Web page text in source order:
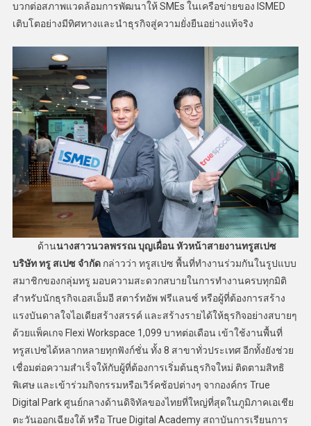
บวกต่อสภาพแวดล้อมการพัฒนาให้ SMEs ในเครือข่ายของ ISMED
เติบโตอย่างมีทิศทางและนำธุรกิจสู่ความยั่งยืนอย่างแท้จริง
ด้านนางสาวนวลพรรณ บุญเผื่อน หัวหน้าสายงานทรูสเปซ
บริษัท ทรู สเปซ จำกัดกล่าวว่า ทรูสเปซ พื้นที่ทำงานร่วมกันในรูปแบบ
สมาชิกของกลุ่มทรู มอบความสะดวกสบายในการทำงานครบทุกมิติ
สำหรับนักธุรกิจเอสเอ็มอี สตาร์ทอัพ ฟรีแลนซ์ หรือผู้ที่ต้องการสร้าง
แรงบันดาลใจไอเดียสร้างสรรค์ และสร้างรายได้ให้ธุรกิจอย่างสบายๆ
ด้วยแพ็คเกจ Flexi Workspace 1,099 บาทต่อเดือน เข้าใช้งานพื้นที่
ทรูสเปซได้หลากหลายทุกฟังก์ชั่น ทั้ง 8 สาขาทั่วประเทศ อีกทั้งยังช่วย
เชื่อมต่อความสำเร็จให้กับผู้ที่ต้องการเริ่มต้นธุรกิจใหม่ ติดตามสิทธิ
พิเศษ และเข้าร่วมกิจกรรมหรือเวิร์คช้อปต่างๆ จากองค์กร True
Digital Park ศูนย์กลางด้านดิจิทัลของไทยที่ใหญ่ที่สุดในภูมิภาคเอเชีย
ตะวันออกเฉียงใต้ หรือ True Digital Academy สถาบันการเรียนการ